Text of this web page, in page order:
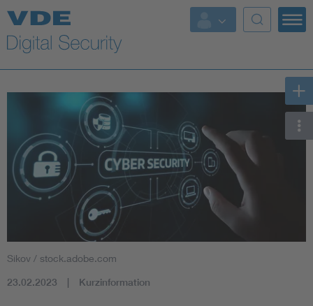
Top Themen
Fokusthemen
Energy
AI & Digital Trust
Health
Mobility
Sikov / stock.adobe.com
23.02.2023 Kurzinformation